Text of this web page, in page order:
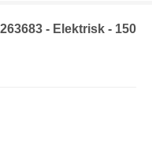
- Elektrisk - 150